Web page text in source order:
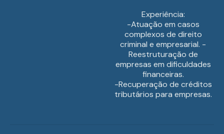
Experiência:
-Atuação em casos
complexos de direito
criminal e empresarial. -
Reestruturação de
empresas em dificuldades
financeiras.
-Recuperação de créditos
tributários para empresas.